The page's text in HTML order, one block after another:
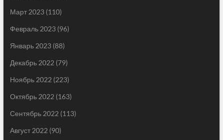
Март 2023(110)
Февраль 2023(96)
Январь 2023(88)
Декабрь 2022 (79)
Ноябрь 2022 (223)
Октябрь 2022 (163)
Сентябрь 2022 (113)
Август 2022 (90)